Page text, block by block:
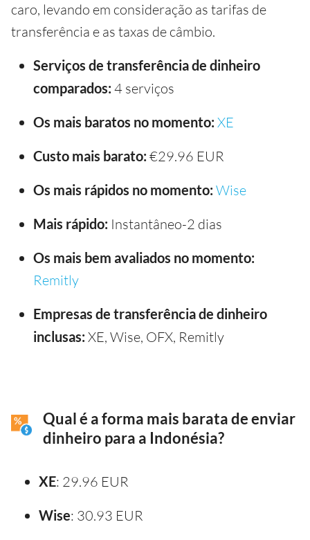
caro, levando em consideração as tarifas de
transferência e as taxas de câmbio.
Serviços de transferência de dinheiro
comparados: 4 serviços
Os mais baratos no momento: XE
Custo mais barato: €29.96 EUR
Os mais rápidos no momento: Wise
Mais rápido: Instantâneo-2 dias
Os mais bem avaliados no momento:
Remitly
Empresas de transferência de dinheiro
inclusas: XE, Wise, OFX, Remitly
Qual é a forma mais barata de enviar
dinheiro para a Indonésia?
XE: 29.96 EUR
Wise: 30.93 EUR